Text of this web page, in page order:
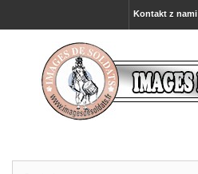
Kontakt z nami